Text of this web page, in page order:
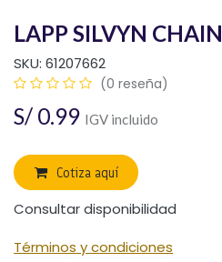
LAPP SILVYN
SKU: 61207662
(0 reseña)
S/ 0.99 IGV incluido
Cotiza aquí
Consultar disponibilidad
Términos y condiciones